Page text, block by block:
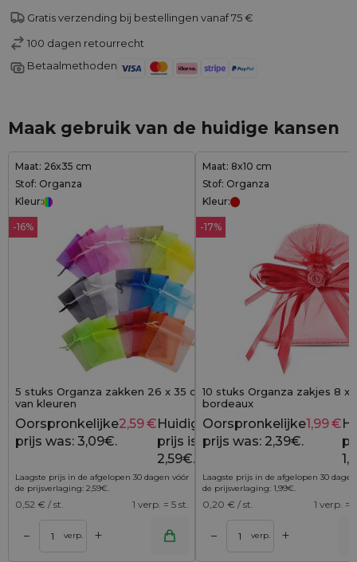
Gratis verzending bij bestellingen vanaf 75 €
100 dagen retourrecht
Betaalmethoden
Maak gebruik van de huidige kansen
Maat: 26x35 cm
Stof: Organza
Kleur:
-16%
5 stuks Organza zakken 26 x 35 cm - mix
van kleuren
3,09 €
Oorspronkelijke
prijs was: 3,09€.
2,59€Huidige
prijs is:
2,59€.
Laagste prijs in de afgelopen 30 dagen vóór
de prijsverlaging: 2,59€
0,52 € / st. 1 verp. = 5 st.
– verp. +
Maat: 8x10 cm
Stof: Organza
Kleur:
-17%
10 stuks Organza zakjes 8 x
bordeaux
Oorspronkelijke
prijs was: 2,39€.
1,99€
Laagste prijs in de afgelopen 30
de prijsverlaging: 1,99€
0,20 € / st. 1 verp. =
– verp. +
Toevoegen aan winkelwagen Toevoegen aan